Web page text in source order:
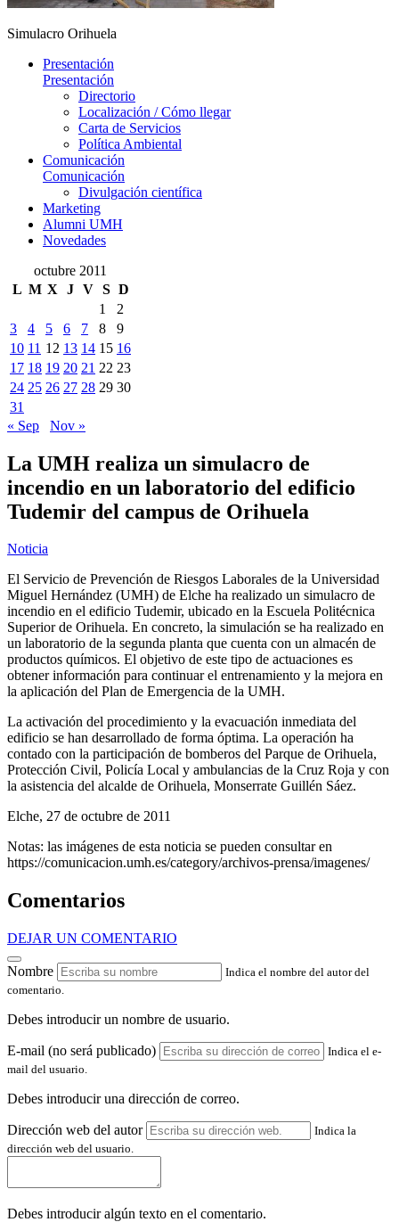
Simulacro Orihuela
Presentación
Presentación
Directorio
Localización / Cómo llegar
Carta de Servicios
Política Ambiental
Comunicación
Comunicación
Divulgación científica
Marketing
Alumni UMH
Novedades
octubre 2011
L M X J V S D
1
2
3
4 5 6 7 8
9
10 11 12 13 14 15 16
17 18 19 20 21 22 23
24 25 26 27 28 29 30
31
« Sep
Nov »
La UMH realiza un simulacro de
incendio en un laboratorio del edificio
Tudemir del campus de Orihuela
Noticia
El Servicio de Prevención de Riesgos Laborales de la Universidad
Miguel Hernández (UMH) de Elche ha realizado un simulacro de
incendio en el edificio Tudemir, ubicado en la Escuela Politécnica
Superior de Orihuela. En concreto, la simulación se ha realizado en
un laboratorio de la segunda planta que cuenta con un almacén de
productos químicos. El objetivo de este tipo de actuaciones es
obtener información para continuar el entrenamiento y la mejora en
la aplicación del Plan de Emergencia de la UMH.
La activación del procedimiento y la evacuación inmediata del
edificio se han desarrollado de forma óptima. La operación ha
contado con la participación de bomberos del Parque de Orihuela,
Protección Civil, Policía Local y ambulancias de la Cruz Roja y con
la asistencia del alcalde de Orihuela, Monserrate Guillén Sáez.
Elche, 27 de octubre de 2011
Notas: las imágenes de esta noticia se pueden consultar en
https://comunicacion.umh.es/category/archivos-prensa/imagenes/
Comentarios
DEJAR UN COMENTARIO
Nombre
Indica el nombre del autor del
comentario.
Debes introducir un nombre de usuario.
E-mail (no será publicado)
Indica el e-
mail del usuario.
Debes introducir una dirección de correo.
Dirección web del autor
Indica la
dirección web del usuario.
Debes introducir algún texto en el comentario.